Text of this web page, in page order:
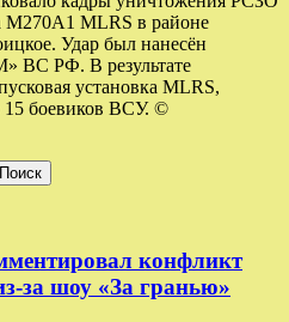
М270А1 MLRS в районе
Удар был нанесён
ВС РФ. В результате
установка MLRS,
боевиков ВСУ. ©
конфликт
за шоу «За гранью»